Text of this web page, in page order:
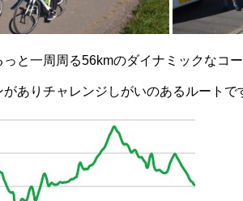
と一周周る56kmのダイナミックなコー
ありチャレンジしがいのあるルートで